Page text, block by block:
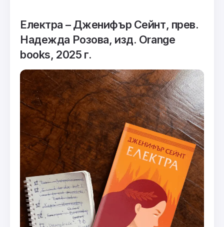
Електра – Дженифър Сейнт, прев.
Надежда Розова, изд. Orange
books, 2025 г.